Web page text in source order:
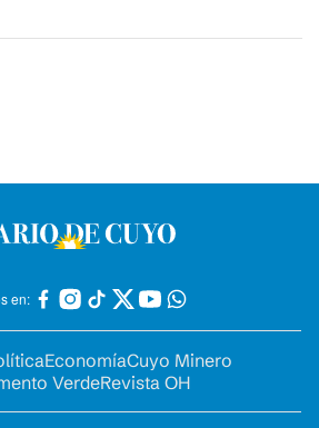
en:
EconomíaCuyo Minero
VerdeRevista OH